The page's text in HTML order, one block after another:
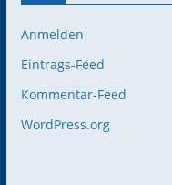
Anmelden
Eintrags-Feed
Kommentar-Feed
WordPress.org